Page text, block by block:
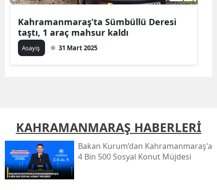
Kahramanmaraş’ta Sümbüllü Deresi
taştı, 1 araç mahsur kaldı
Asayiş 31 Mart 2025
KAHRAMANMARAŞ HABERLERİ
Bakan Kurum’dan Kahramanmaraş'a
4 Bin 500 Sosyal Konut Müjdesi